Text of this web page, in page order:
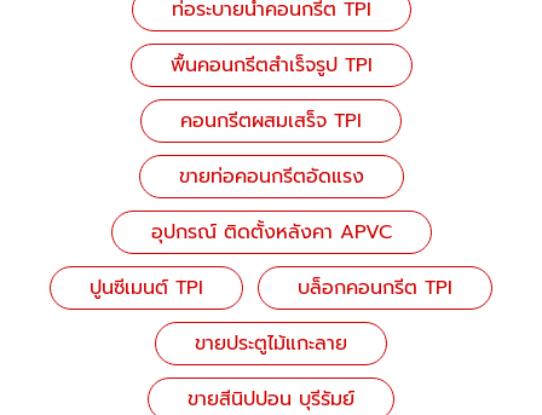
ท่อระบายน้ำคอนกรีต TPI
พื้นคอนกรีตสำเร็จรูป TPI
คอนกรีตผสมเสร็จ TPI
ขายท่อคอนกรีตอัดแรง
อุปกรณ์ ติดตั้งหลังคา APVC
ปูนซีเมนต์ TPI
บล็อกคอนกรีต TPI
ขายประตูไม้แกะลาย
ขายสีนิปปอน บุรีรัมย์